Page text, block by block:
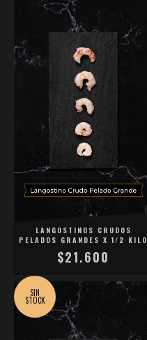
LANGOSTINOS CRUDOS
PELADOS GRANDES X 1/2 KILO
$21.600
SIN
STOCK